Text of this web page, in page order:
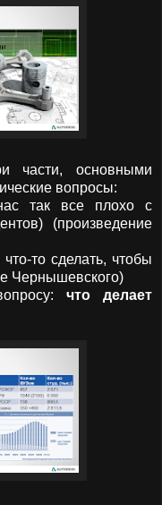
части, основными
вопросы:
так все плохо с
(произведение
то сделать, чтобы
Чернышевского)
что делает